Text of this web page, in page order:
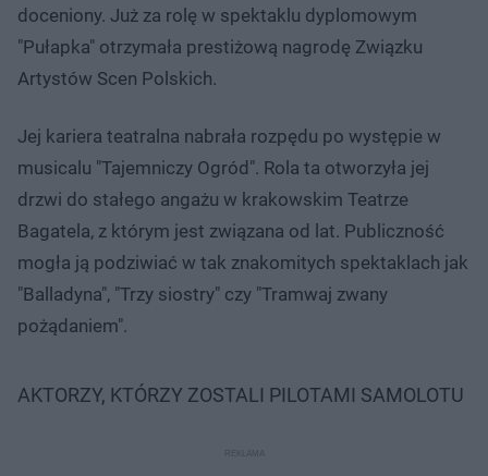
doceniony. Już za rolę w spektaklu dyplomowym
"Pułapka" otrzymała prestiżową nagrodę Związku
Artystów Scen Polskich.
Jej kariera teatralna nabrała rozpędu po występie w
musicalu "Tajemniczy Ogród". Rola ta otworzyła jej
drzwi do stałego angażu w krakowskim Teatrze
Bagatela, z którym jest związana od lat. Publiczność
mogła ją podziwiać w tak znakomitych spektaklach jak
"Balladyna", "Trzy siostry" czy "Tramwaj zwany
pożądaniem".
AKTORZY, KTÓRZY ZOSTALI PILOTAMI SAMOLOTU